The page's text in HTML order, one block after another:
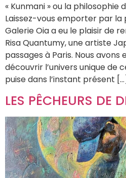
« Kunmani » ou la philosophie
Laissez-vous emporter par la
Galerie Oia a eu le plaisir de
Risa Quantumy, une artiste
passages à Paris. Nous avons
découvrir l’univers unique de
puise dans l’instant présent […]
LES PÊCHEURS DE